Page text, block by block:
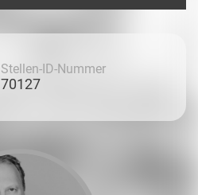
Stellen-ID-Nummer
70127